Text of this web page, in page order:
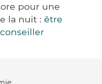
pour une
la nuit : être